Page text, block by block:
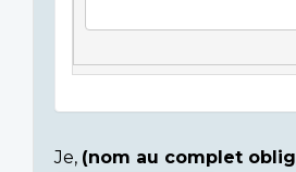
Je, (nom au complet